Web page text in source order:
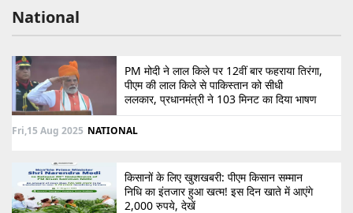
National
PM मोदी ने लाल किले पर 12वीं बार फहराया तिरंगा,
पीएम की लाल किले से पाकिस्तान को सीधी
ललकार, प्रधानमंत्री ने 103 मिनट का दिया भाषण
Fri,15 Aug 2025 NATIONAL
किसानों के लिए खुशखबरी: पीएम किसान सम्मान
निधि का इंतजार हुआ खत्म! इस दिन खाते में आएंगे
2,000 रुपये, देखें